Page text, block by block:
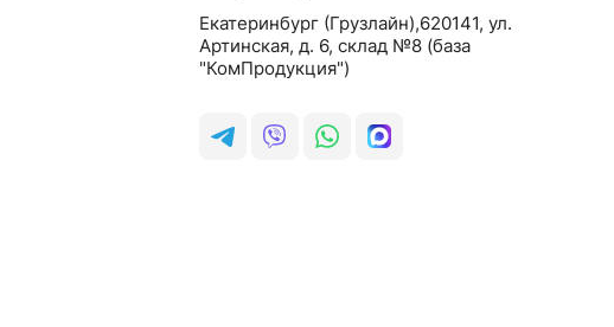
Екатеринбург (Грузлайн),620141, ул.
Артинская, д. 6, склад №8 (база
"КомПродукция")